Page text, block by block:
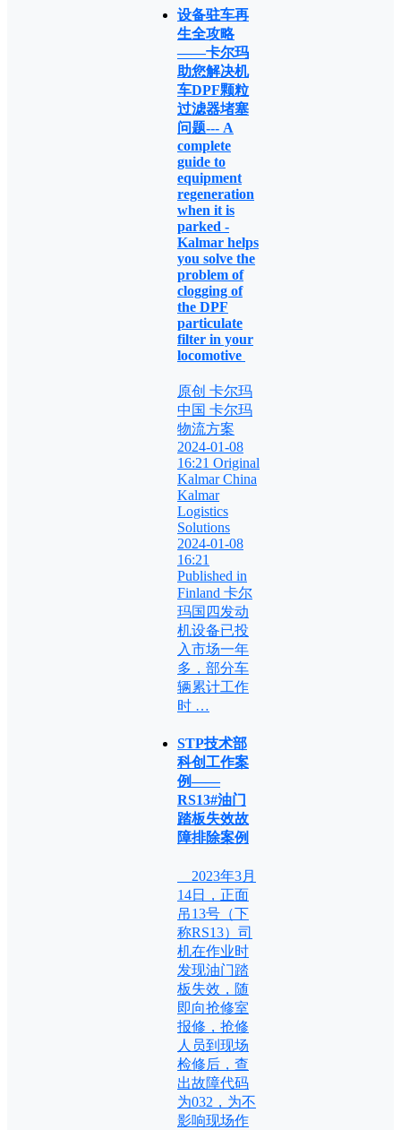
设备驻车再
生全攻略
——卡尔玛
助您解决机
车DPF颗粒
过滤器堵塞
问题--- A
complete
guide to
equipment
regeneration
when it is
parked -
Kalmar helps
you solve the
problem of
clogging of
the DPF
particulate
filter in your
locomotive
原创 卡尔玛
中国 卡尔玛
物流方案
2024-01-08
16:21 Original
Kalmar China
Kalmar
Logistics
Solutions
2024-01-08
16:21
Published in
Finland 卡尔
玛国四发动
机设备已投
入市场一年
多，部分车
辆累计工作
时 …
STP技术部
科创工作案
例——
RS13#油门
踏板失效故
障排除案例
2023年3月
14日，正面
吊13号（下
称RS13）司
机在作业时
发现油门踏
板失效，随
即向抢修室
报修，抢修
人员到现场
检修后，查
出故障代码
为032，为不
影响现场作